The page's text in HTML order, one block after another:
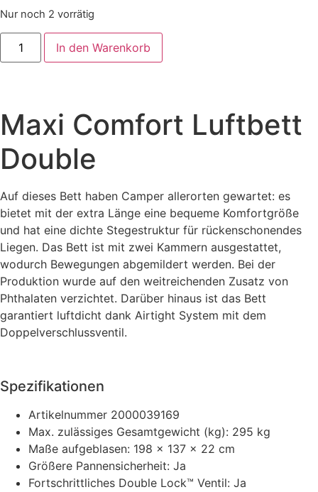
Nur noch 2 vorrätig
In den Warenkorb
Maxi Comfort Luftbett
Double
Auf dieses Bett haben Camper allerorten gewartet: es
bietet mit der extra Länge eine bequeme Komfortgröße
und hat eine dichte Stegestruktur für rückenschonendes
Liegen. Das Bett ist mit zwei Kammern ausgestattet,
wodurch Bewegungen abgemildert werden. Bei der
Produktion wurde auf den weitreichenden Zusatz von
Phthalaten verzichtet. Darüber hinaus ist das Bett
garantiert luftdicht dank Airtight System mit dem
Doppelverschlussventil.
Spezifikationen
Artikelnummer 2000039169
Max. zulässiges Gesamtgewicht (kg): 295 kg
Maße aufgeblasen: 198 x 137 x 22 cm
Größere Pannensicherheit: Ja
Fortschrittliches Double Lock™ Ventil: Ja